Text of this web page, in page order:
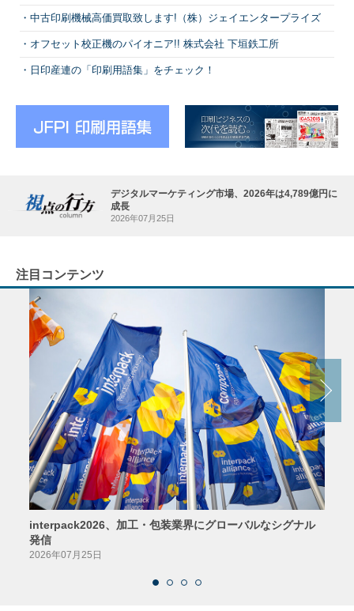
中古印刷機械高価買取致します!（株）ジェイエンタープライズ
オフセット校正機のパイオニア!! 株式会社 下垣鉄工所
日印産連の「印刷用語集」をチェック！
デジタルマーケティング市場、2026年は4,789億円に
成長
2026年07月25日
注目コンテンツ
interpack2026、加工・包装業界にグローバルなシグナル
発信
2026年07月25日